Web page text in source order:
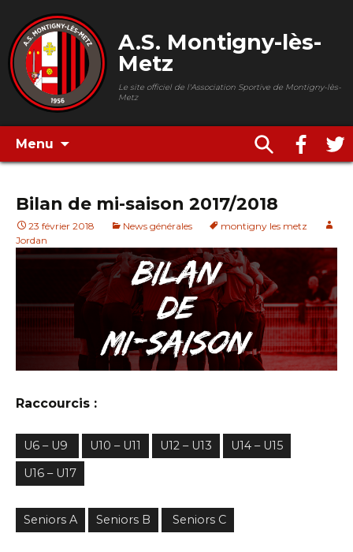
A.S. Montigny-lès-
Metz
Le site officiel de l'Association Sportive de Montigny-lès-
Metz
Menu
Bilan de mi-saison 2017/2018
23 février 2018 News générales
montigny les metz
Jordan
Raccourcis :
U6 – U9 U10 – U11 U12 – U13
U14 – U15
U16 – U17
Seniors A Seniors B Seniors C